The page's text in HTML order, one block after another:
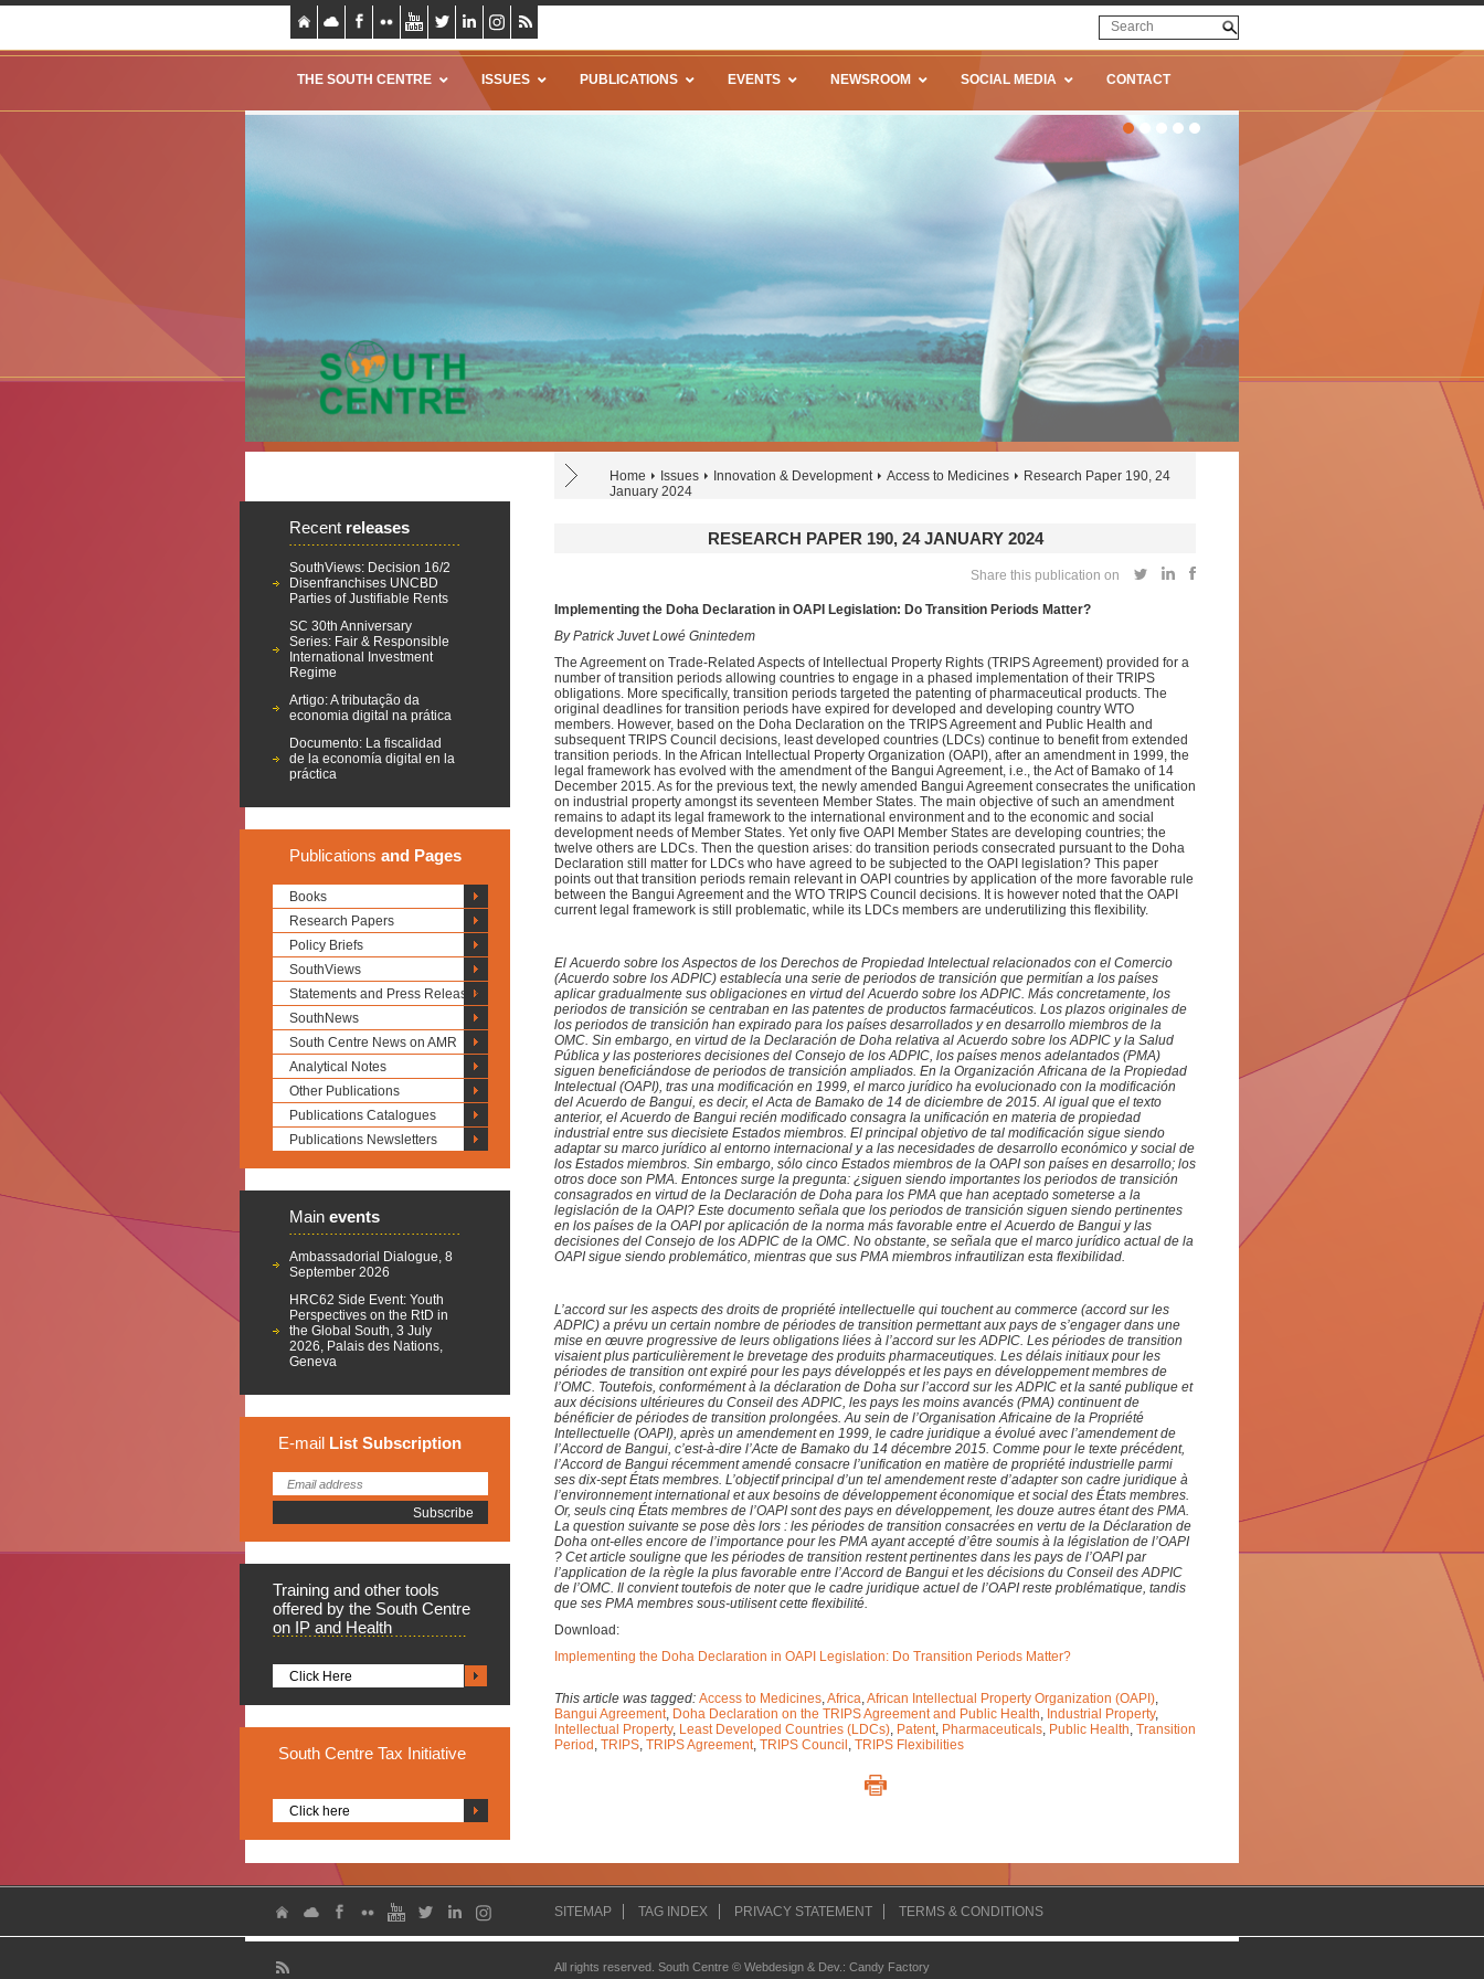
THE SOUTH CENTRE ISSUES PUBLICATIONS EVENTS NEWSROOM SOCIAL MEDIA CONTACT
Home Issues Innovation & Development Access to Medicines
Research Paper 190, 24
January 2024
Recent releases
SouthViews: Decision 16/2
Disenfranchises UNCBD
Parties of Justifiable Rents
SC 30th Anniversary
Series: Fair & Responsible
International Investment
Regime
Artigo: A tributação da
economia digital na prática
Documento: La fiscalidad
de la economía digital en la
práctica
Publications and Pages
Books
Research Papers
Policy Briefs
SouthViews
Statements and Press Releases
SouthNews
South Centre News on AMR
Analytical Notes
Other Publications
Publications Catalogues
Publications Newsletters
Main events
Ambassadorial Dialogue, 8
September 2026
HRC62 Side Event: Youth
Perspectives on the RtD in
the Global South, 3 July
2026, Palais des Nations,
Geneva
E-mail List Subscription
Training and other tools
offered by the South Centre
on IP and Health
Click Here
South Centre Tax Initiative
Click here
RESEARCH PAPER 190, 24 JANUARY 2024
Share this publication on
Implementing the Doha Declaration in OAPI Legislation: Do Transition Periods Matter?
By Patrick Juvet Lowé Gnintedem
The Agreement on Trade-Related Aspects of Intellectual Property Rights (TRIPS Agreement) provided for a
number of transition periods allowing countries to engage in a phased implementation of their TRIPS
obligations. More specifically, transition periods targeted the patenting of pharmaceutical products. The
original deadlines for transition periods have expired for developed and developing country WTO
members. However, based on the Doha Declaration on the TRIPS Agreement and Public Health and
subsequent TRIPS Council decisions, least developed countries (LDCs) continue to benefit from extended
transition periods. In the African Intellectual Property Organization (OAPI), after an amendment in 1999, the
legal framework has evolved with the amendment of the Bangui Agreement, i.e., the Act of Bamako of 14
December 2015. As for the previous text, the newly amended Bangui Agreement consecrates the unification
on industrial property amongst its seventeen Member States. The main objective of such an amendment
remains to adapt its legal framework to the international environment and to the economic and social
development needs of Member States. Yet only five OAPI Member States are developing countries; the
twelve others are LDCs. Then the question arises: do transition periods consecrated pursuant to the Doha
Declaration still matter for LDCs who have agreed to be subjected to the OAPI legislation? This paper
points out that transition periods remain relevant in OAPI countries by application of the more favorable rule
between the Bangui Agreement and the WTO TRIPS Council decisions. It is however noted that the OAPI
current legal framework is still problematic, while its LDCs members are underutilizing this flexibility.
El Acuerdo sobre los Aspectos de los Derechos de Propiedad Intelectual relacionados con el Comercio
(Acuerdo sobre los ADPIC) establecía una serie de periodos de transición que permitían a los países
aplicar gradualmente sus obligaciones en virtud del Acuerdo sobre los ADPIC. Más concretamente, los
periodos de transición se centraban en las patentes de productos farmacéuticos. Los plazos originales de
los periodos de transición han expirado para los países desarrollados y en desarrollo miembros de la
OMC. Sin embargo, en virtud de la Declaración de Doha relativa al Acuerdo sobre los ADPIC y la Salud
Pública y las posteriores decisiones del Consejo de los ADPIC, los países menos adelantados (PMA)
siguen beneficiándose de periodos de transición ampliados. En la Organización Africana de la Propiedad
Intelectual (OAPI), tras una modificación en 1999, el marco jurídico ha evolucionado con la modificación
del Acuerdo de Bangui, es decir, el Acta de Bamako de 14 de diciembre de 2015. Al igual que el texto
anterior, el Acuerdo de Bangui recién modificado consagra la unificación en materia de propiedad
industrial entre sus diecisiete Estados miembros. El principal objetivo de tal modificación sigue siendo
adaptar su marco jurídico al entorno internacional y a las necesidades de desarrollo económico y social de
los Estados miembros. Sin embargo, sólo cinco Estados miembros de la OAPI son países en desarrollo; los
otros doce son PMA. Entonces surge la pregunta: ¿siguen siendo importantes los periodos de transición
consagrados en virtud de la Declaración de Doha para los PMA que han aceptado someterse a la
legislación de la OAPI? Este documento señala que los periodos de transición siguen siendo pertinentes
en los países de la OAPI por aplicación de la norma más favorable entre el Acuerdo de Bangui y las
decisiones del Consejo de los ADPIC de la OMC. No obstante, se señala que el marco jurídico actual de la
OAPI sigue siendo problemático, mientras que sus PMA miembros infrautilizan esta flexibilidad.
L’accord sur les aspects des droits de propriété intellectuelle qui touchent au commerce (accord sur les
ADPIC) a prévu un certain nombre de périodes de transition permettant aux pays de s’engager dans une
mise en œuvre progressive de leurs obligations liées à l’accord sur les ADPIC. Les périodes de transition
visaient plus particulièrement le brevetage des produits pharmaceutiques. Les délais initiaux pour les
périodes de transition ont expiré pour les pays développés et les pays en développement membres de
l’OMC. Toutefois, conformément à la déclaration de Doha sur l’accord sur les ADPIC et la santé publique et
aux décisions ultérieures du Conseil des ADPIC, les pays les moins avancés (PMA) continuent de
bénéficier de périodes de transition prolongées. Au sein de l’Organisation Africaine de la Propriété
Intellectuelle (OAPI), après un amendement en 1999, le cadre juridique a évolué avec l’amendement de
l’Accord de Bangui, c’est-à-dire l’Acte de Bamako du 14 décembre 2015. Comme pour le texte précédent,
l’Accord de Bangui récemment amendé consacre l’unification en matière de propriété industrielle parmi
ses dix-sept États membres. L’objectif principal d’un tel amendement reste d’adapter son cadre juridique à
l’environnement international et aux besoins de développement économique et social des États membres.
Or, seuls cinq États membres de l’OAPI sont des pays en développement, les douze autres étant des PMA.
La question suivante se pose dès lors : les périodes de transition consacrées en vertu de la Déclaration de
Doha ont-elles encore de l’importance pour les PMA ayant accepté d’être soumis à la législation de l’OAPI
? Cet article souligne que les périodes de transition restent pertinentes dans les pays de l’OAPI par
l’application de la règle la plus favorable entre l’Accord de Bangui et les décisions du Conseil des ADPIC
de l’OMC. Il convient toutefois de noter que le cadre juridique actuel de l’OAPI reste problématique, tandis
que ses PMA membres sous-utilisent cette flexibilité.
Download:
Implementing the Doha Declaration in OAPI Legislation: Do Transition Periods Matter?
This article was tagged: Access to Medicines,Africa,African Intellectual Property Organization (OAPI),
Bangui Agreement, Doha Declaration on the TRIPS Agreement and Public Health, Industrial Property,
Intellectual Property, Least Developed Countries (LDCs), Patent, Pharmaceuticals, Public Health, Transition
Period , TRIPS, TRIPS Agreement, TRIPS Council , TRIPS Flexibilities
SITEMAP TAG INDEX PRIVACY STATEMENT TERMS & CONDITIONS
All rights reserved. South Centre © Webdesign & Dev. : Candy Factory